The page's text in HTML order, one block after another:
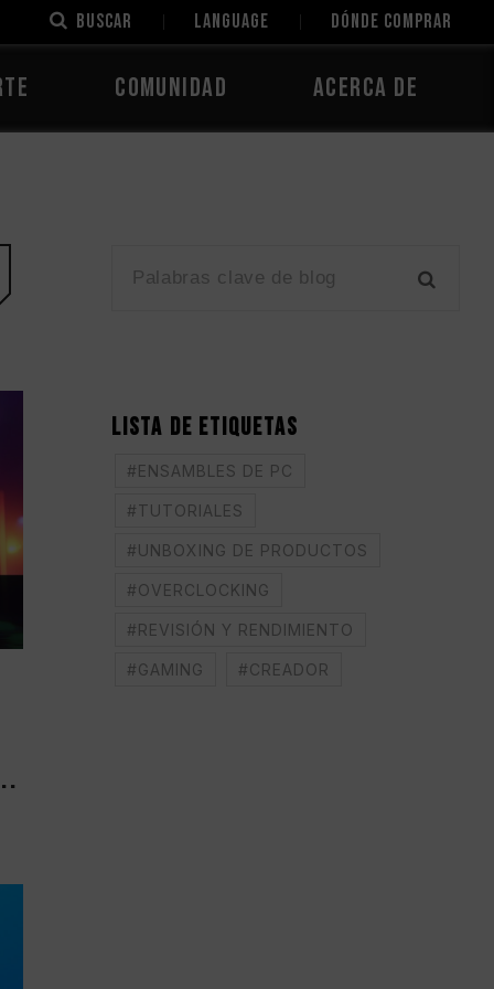
Buscar LANGUAGE Dónde comprar
Comunidad Acerca de
LISTA DE ETIQUETAS
#ENSAMBLES DE PC
#TUTORIALES
#UNBOXING DE PRODUCTOS
#OVERCLOCKING
#REVISIÓN Y RENDIMIENTO
#GAMING #CREADOR